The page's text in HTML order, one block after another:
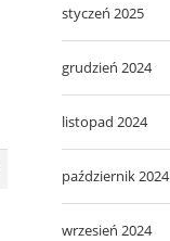
styczeń 2025
grudzień 2024
listopad 2024
październik 2024
wrzesień 2024